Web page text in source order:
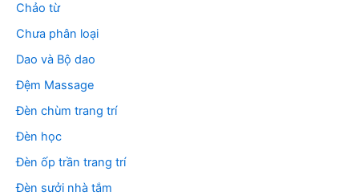
Chảo từ
Chưa phân loại
Dao và Bộ dao
Đệm Massage
Đèn chùm trang trí
Đèn học
Đèn ốp trần trang trí
Đèn sưởi nhà tắm